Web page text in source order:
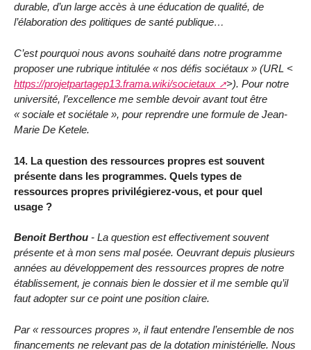
durable, d’un large accès à une éducation de qualité, de
l’élaboration des politiques de santé publique…
C’est pourquoi nous avons souhaité dans notre programme
proposer une rubrique intitulée « nos défis sociétaux » (URL <
https://projetpartagep13.frama.wiki/societaux
>). Pour notre
université, l’excellence me semble devoir avant tout être
« sociale et sociétale », pour reprendre une formule de Jean-
Marie De Ketele.
14. La question des ressources propres est souvent
présente dans les programmes. Quels types de
ressources propres privilégierez-vous, et pour quel
usage ?
Benoit Berthou - La question est effectivement souvent
présente et à mon sens mal posée. Oeuvrant depuis plusieurs
années au développement des ressources propres de notre
établissement, je connais bien le dossier et il me semble qu’il
faut adopter sur ce point une position claire.
Par « ressources propres », il faut entendre l’ensemble de nos
financements ne relevant pas de la dotation ministérielle. Nous